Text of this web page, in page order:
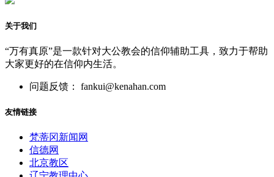
关于我们
“万有真原”是一款针对大公教会的信仰辅助工具，致力于帮助
大家更好的在信仰内生活。
问题反馈： fankui@kenahan.com
友情链接
梵蒂冈新闻网
信德网
北京教区